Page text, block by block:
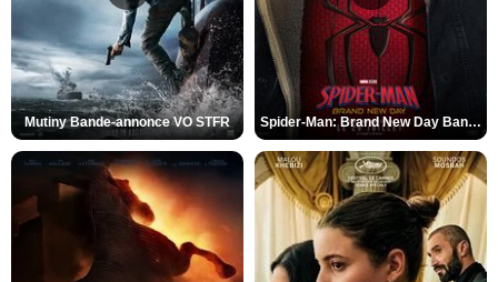
Mutiny Bande-annonce VO STFR Spider-Man: Brand New Day Bande-annonce VO STFR